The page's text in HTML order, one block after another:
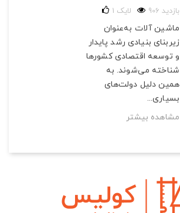
906 بازدید 1 لایک
ماشین آلات به‌عنوان
زیربنای بنیادی رشد پایدار
و توسعه اقتصادی کشورها
شناخته می‌شوند. به
همین دلیل دولت‌های
بسیاری...
مشاهده بیشتر